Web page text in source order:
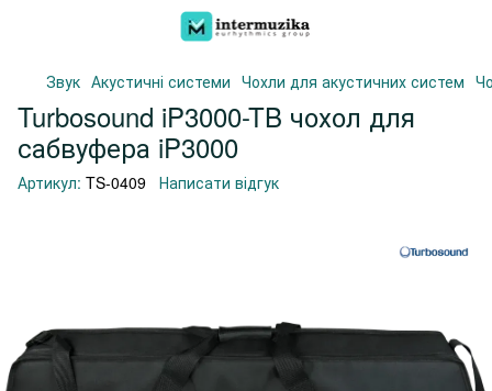
Звук Акустичні системи Чохли для акустичних систем
Turbosound iP3000-TB чохол для
сабвуфера iP3000
Артикул: TS-0409 Написати відгук